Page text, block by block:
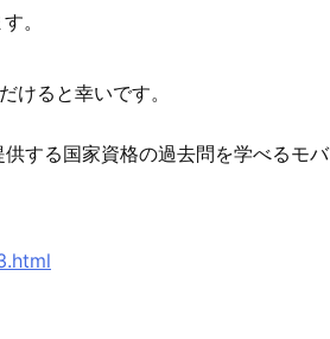
。
けると幸いです。
する国家資格の過去問を学べるモバ